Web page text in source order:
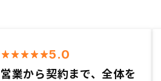
5.0
営業から契約まで、全体を